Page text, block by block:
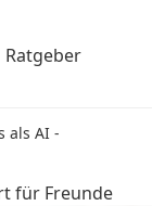
Ratgeber
als AI -
für Freunde